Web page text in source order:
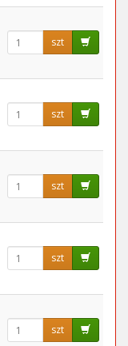
szt
szt
szt
szt
szt